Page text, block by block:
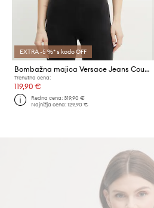
EXTRA -5 %* s kodo OFF
Bombažna majica Versace Jeans Couture
Trenutna cena:
119,90 €
Redna cena:319,90 €
Najnižja cena:129,90 €